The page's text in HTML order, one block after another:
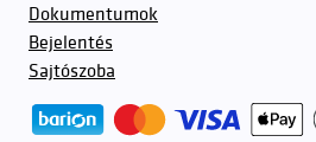
Dokumentumok
Bejelentés
Sajtószoba